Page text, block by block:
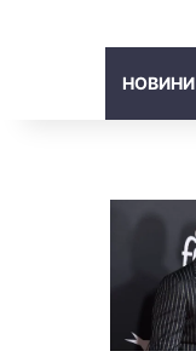
НОВИНИ